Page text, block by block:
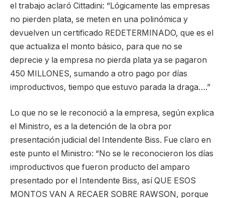
el trabajo aclaró Cittadini: “Lógicamente las empresas
no pierden plata, se meten en una polinómica y
devuelven un certificado REDETERMINADO, que es el
que actualiza el monto básico, para que no se
deprecie y la empresa no pierda plata ya se pagaron
450 MILLONES, sumando a otro pago por días
improductivos, tiempo que estuvo parada la draga….”
Lo que no se le reconoció a la empresa, según explica
el Ministro, es a la detención de la obra por
presentación judicial del Intendente Biss. Fue claro en
este punto el Ministro: “No se le reconocieron los días
improductivos que fueron producto del amparo
presentado por el Intendente Biss, así QUE ESOS
MONTOS VAN A RECAER SOBRE RAWSON, porque